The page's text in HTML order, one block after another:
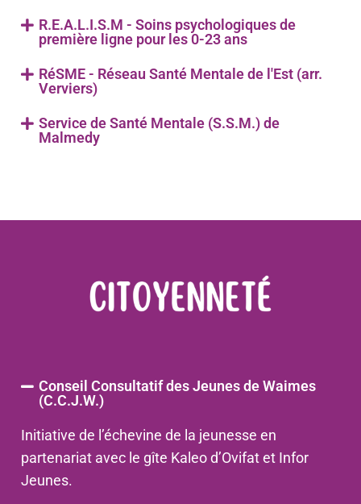
R.E.A.L.I.S.M - Soins psychologiques de
première ligne pour les 0-23 ans
RéSME - Réseau Santé Mentale de l'Est (arr.
Verviers)
Service de Santé Mentale (S.S.M.) de
Malmedy
Conseil Consultatif des Jeunes de Waimes
(C.C.J.W.)
Initiative de l’échevine de la jeunesse en
partenariat avec le gîte Kaleo d’Ovifat et Infor
Jeunes.